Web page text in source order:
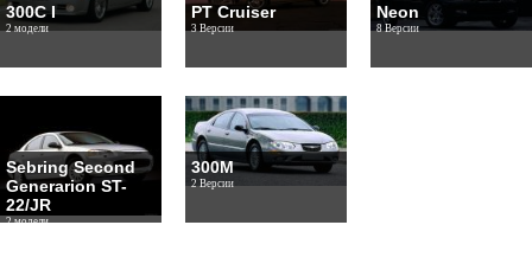
300C I
2 модели
PT Cruiser
3 Версии
Neon
8 Версии
Sebring Second
Generarion ST-
22/JR
2 модели
300M
2 Версии